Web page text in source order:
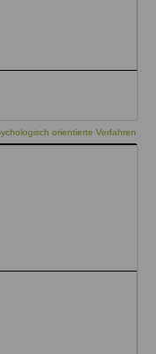
orientierte Verfahren